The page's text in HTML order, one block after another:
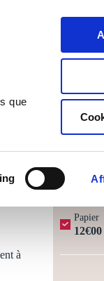
que
Connexion
OUVRÉS ⏱️
à
Papier
12€00